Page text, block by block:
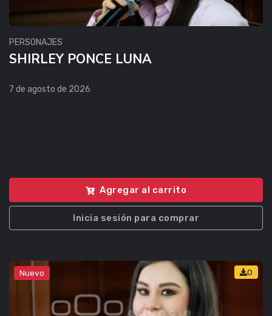
PERSONAJES
SHIRLEY PONCE LUNA
7 de agosto de 2026
Agregar al carrito
Inicia sesión para comprar
Nuevo 0